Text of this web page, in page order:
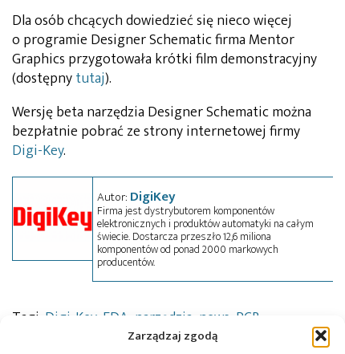
Zarządzaj zgodą
Dla osób chcących dowiedzieć się nieco więcej
o programie Designer Schematic firma Mentor
Graphics przygotowała krótki film demonstracyjny
(dostępnytutaj).
Wersję beta narzędzia Designer Schematic można
bezpłatnie pobrać ze strony internetowej firmy
Digi-Key.
Autor: DigiKey
Firma jest dystrybutorem komponentów
elektronicznych i produktów automatyki na całym
świecie. Dostarcza przeszło 12,6 miliona
komponentów od ponad 2000 markowych
producentów.
Tagi: Digi-Key, EDA narzędzia news PCB